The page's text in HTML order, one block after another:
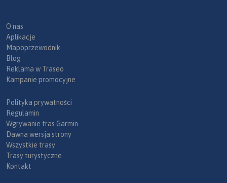
O nas
Aplikacje
Mapoprzewodnik
Blog
Reklama w Traseo
Kampanie promocyjne
Polityka prywatności
Regulamin
Wgrywanie tras Garmin
Dawna wersja strony
Wszystkie trasy
Trasy turystyczne
Kontakt